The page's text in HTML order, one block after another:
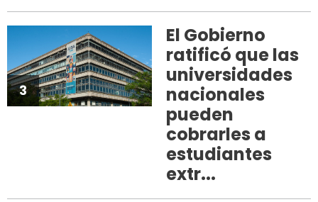
3
El Gobierno
ratificó que las
universidades
nacionales
pueden
cobrarles a
estudiantes
extr...